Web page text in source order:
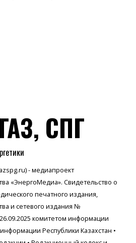
СПГ
- медиапроект
«ЭнергоМедиа». Свидетельство о
печатного издания,
и сетевого издания №
комитетом информации
Республики Казахстан •